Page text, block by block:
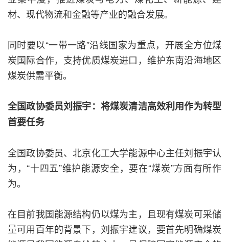
材、现代物流和金融等产业的融合发展。
同时要以“一带一路”沿线国家为重点，开展全方位煤
炭国际合作，支持优质煤炭进口，维护东南沿海地区
煤炭供需平衡。
全国政协委员刘振宇：将煤炭清洁高效利用作为转型
首要任务
全国政协委员、北京化工大学能源中心主任刘振宇认
为，“十四五”维护能源安全，要在“煤炭”方面有所作
为。
在目前我国能源结构仍以煤为主，且现有煤炭可采储
量可用百年的背景下，刘振宇建议，要首先明确煤炭